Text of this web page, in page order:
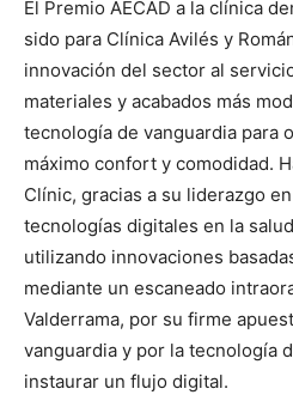
El Premio AECAD a la clínica
sido para Clínica Avilés y
innovación del sector al
materiales y acabados más
tecnología de vanguardia para
máximo confort y comodidad.
Clínic, gracias a su liderazgo
tecnologías digitales en la
utilizando innovaciones
mediante un escaneado
Valderrama, por su firme
vanguardia y por la tecnología
instaurar un flujo digital.